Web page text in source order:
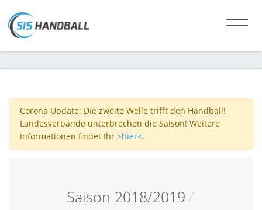
Corona Update: Die zweite Welle trifft den Handball!
Landesverbände unterbrechen die Saison! Weitere
Informationen findet Ihr >hier<.
Saison 2018/2019/